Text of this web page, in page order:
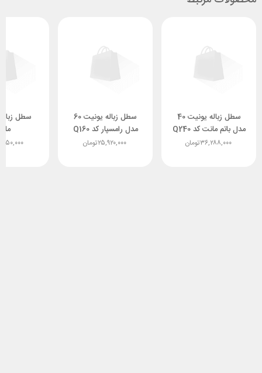
سطل زباله یونیت 40
مدل باتم مانت کد Q240
هایلو
۳۶,۲۸۸,۰۰۰تومان
سطل زباله یونیت 60
مدل رامسپار کد Q160
هایلو
۲۵,۹۲۰,۰۰۰تومان